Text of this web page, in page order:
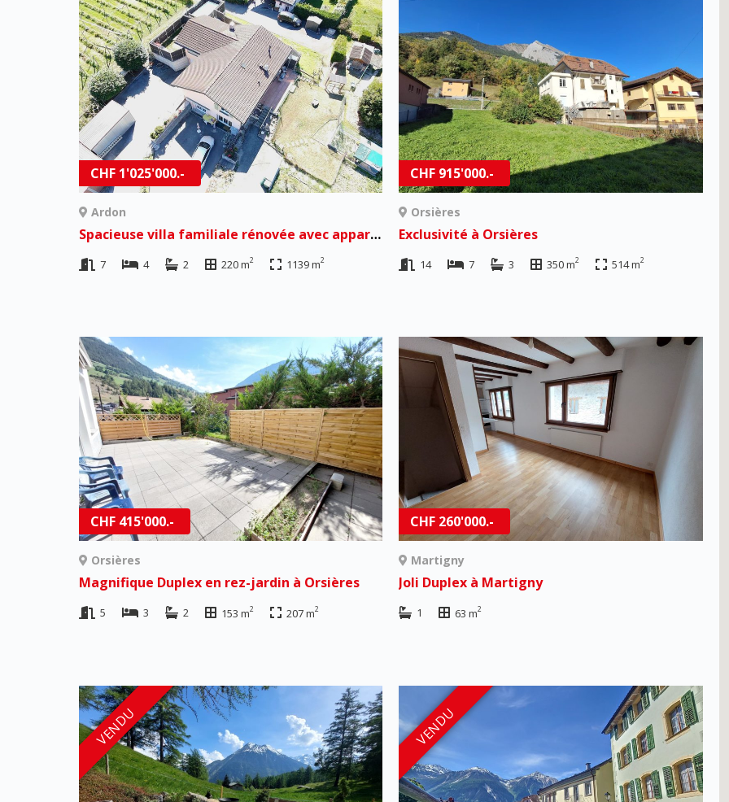
CHF 1'025'000.-
Ardon
Spacieuse villa familiale rénovée avec appartement indépendant à Ardon
7 4 2 220 m2 1139 m2
CHF 915'000.-
Orsières
Exclusivité à Orsières
14 7 3 350 m2 514 m2
CHF 415'000.-
Orsières
Magnifique Duplex en rez-jardin à Orsières
5 3 2 153 m2 207 m2
CHF 260'000.-
Martigny
Joli Duplex à Martigny
1 63 m2
VENDU VENDU